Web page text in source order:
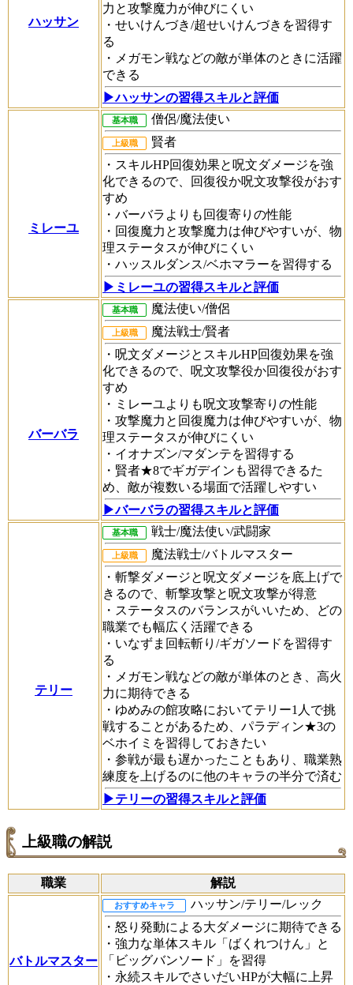
ハッサン
力と攻撃魔力が伸びにくい
・せいけんづき/超せいけんづきを習得す
る
・メガモン戦などの敵が単体のときに活躍
できる
▶︎ハッサンの習得スキルと評価
ミレーユ
基本職 僧侶/魔法使い
上級職
賢者
・スキルHP回復効果と呪文ダメージを強
化できるので、回復役か呪文攻撃役がおす
すめ
・バーバラよりも回復寄りの性能
・回復魔力と攻撃魔力は伸びやすいが、物
理ステータスが伸びにくい
・ハッスルダンス/ベホマラーを習得する
▶︎ミレーユの習得スキルと評価
バーバラ
基本職 魔法使い/僧侶
上級職
魔法戦士/賢者
・呪文ダメージとスキルHP回復効果を強
化できるので、呪文攻撃役か回復役がおす
すめ
・ミレーユよりも呪文攻撃寄りの性能
・攻撃魔力と回復魔力は伸びやすいが、物
理ステータスが伸びにくい
・イオナズン/マダンテを習得する
・賢者★8でギガデインも習得できるた
め、敵が複数いる場面で活躍しやすい
▶︎バーバラの習得スキルと評価
テリー
基本職 戦士/魔法使い/武闘家
上級職
魔法戦士/バトルマスター
・斬撃ダメージと呪文ダメージを底上げで
きるので、斬撃攻撃と呪文攻撃が得意
・ステータスのバランスがいいため、どの
職業でも幅広く活躍できる
・いなずま回転斬り/ギガソードを習得す
る
・メガモン戦などの敵が単体のとき、高火
力に期待できる
・ゆめみの館攻略においてテリー1人で挑
戦することがあるため、パラディン★3の
ベホイミを習得しておきたい
・参戦が最も遅かったこともあり、職業熟
練度を上げるのに他のキャラの半分で済む
▶テリーの習得スキルと評価
上級職の解説
職業 解説
バトルマスター
おすすめキャラ
ハッサン/テリー/レック
・怒り発動による大ダメージに期待できる
・強力な単体スキル「ばくれつけん」と
「ビッグバンソード」を習得
・永続スキルでさいだいHPが大幅に上昇